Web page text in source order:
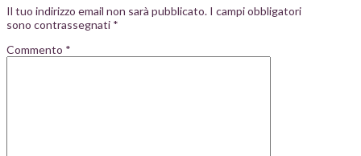
Il tuo indirizzo email non sarà pubblicato. I campi obbligatori
sono contrassegnati *
Commento *